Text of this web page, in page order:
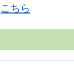
こちら